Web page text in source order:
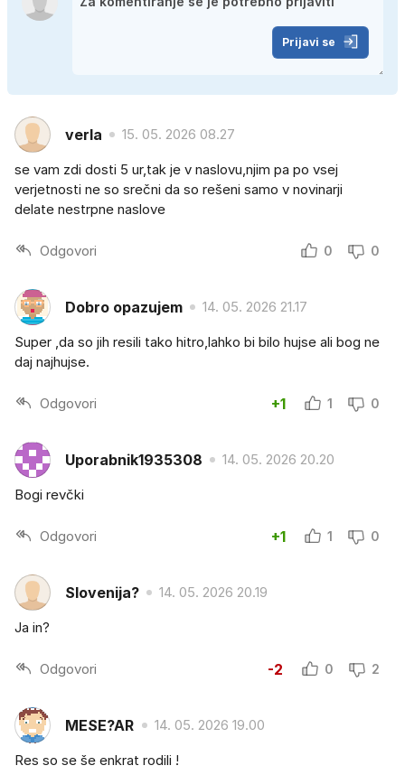
Prijavi se
verla 15. 05. 2026 08.27
se vam zdi dosti 5 ur,tak je v naslovu,njim pa po vsej
verjetnosti ne so srečni da so rešeni samo v novinarji
delate nestrpne naslove
Odgovori 0 0
Dobro opazujem 14. 05. 2026 21.17
Super ,da so jih resili tako hitro,lahko bi bilo hujse ali bog ne
daj najhujse.
Odgovori +1 1 0
Uporabnik1935308 14. 05. 2026 20.20
Bogi revčki
Odgovori +1 1 0
Slovenija? 14. 05. 2026 20.19
Ja in?
Odgovori -2 0 2
MESE?AR 14. 05. 2026 19.00
Res so se še enkrat rodili !